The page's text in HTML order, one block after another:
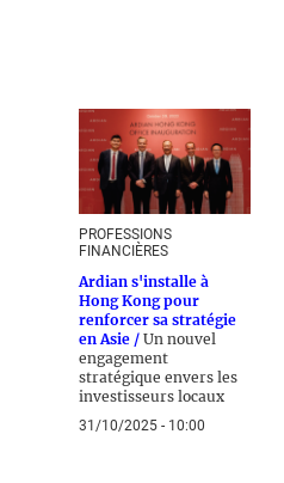
PROFESSIONS
FINANCIÈRES
Ardian s'installe à
Hong Kong pour
renforcer sa stratégie
en Asie / Un nouvel
engagement
stratégique envers les
investisseurs locaux
31/10/2025 - 10:00